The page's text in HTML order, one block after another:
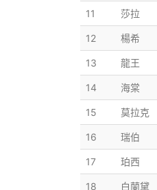
11 莎拉
12 楊希
13 龍王
14 海棠
15 莫拉克
16 瑞伯
17 珀西
18 白蘭黛